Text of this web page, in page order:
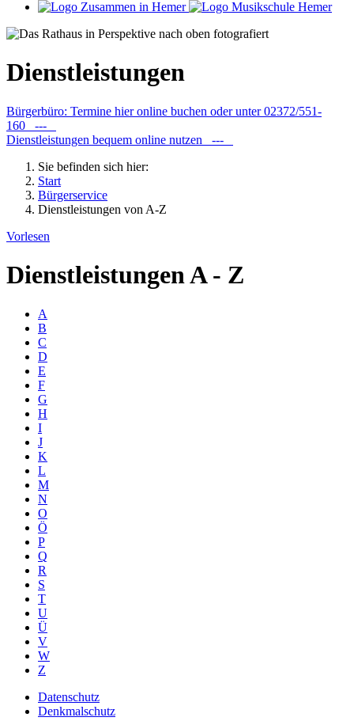
Dienstleistungen
Bürgerbüro: Termine hier online buchen oder unter 02372/551-
160 ---
Dienstleistungen bequem online nutzen ---
Sie befinden sich hier:
Start
Bürgerservice
Dienstleistungen von A-Z
Vorlesen
Dienstleistungen A - Z
A
B
C
D
E
F
G
H
I
J
K
L
M
N
O
Ö
P
Q
R
S
T
U
Ü
V
W
Z
Datenschutz
Denkmalschutz